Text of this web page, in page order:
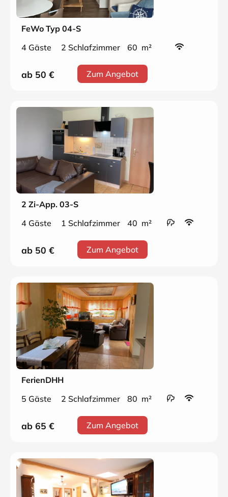
FeWo Typ 04-S
4 Gäste
2 Schlafzimmer 60 m²
ab 50 € Zum Angebot
2 Zi-App. 03-S
4 Gäste
1 Schlafzimmer 40 m²
ab 50 € Zum Angebot
FerienDHH
5 Gäste
2 Schlafzimmer 80 m²
ab 65 € Zum Angebot